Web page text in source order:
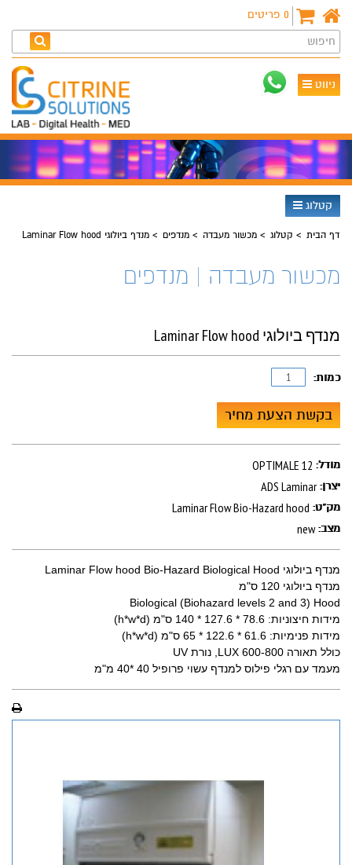
0 פריטים
חיפוש
ניווט
קטלוג
דף הבית קטלוג מכשור מעבדה מנדפים מנדף ביולוגי Laminar Flow hood
מכשור מעבדה | מנדפים
מנדף ביולוגי Laminar Flow hood
כמות:
בקשת הצעת מחיר
מודל: OPTIMALE 12
יצרן: ADS Laminar
מק"ט: Laminar Flow Bio-Hazard hood
מצב: new
מנדף ביולוגי Laminar Flow hood Bio-Hazard Biological Hood
מנדף ביולוגי 120 ס"מ
Biological (Biohazard levels 2 and 3) Hood
מידות חיצוניות: 78.6 * 127.6 * 140 ס"מ (h*w*d)
מידות פנימיות: 61.6 * 122.6 * 65 ס"מ (h*w*d)
כולל תאורה 600-800 LUX, נורת UV
מעמד עם רגלי פילוס למנדף עשוי פרופיל 40 *40 מ"מ